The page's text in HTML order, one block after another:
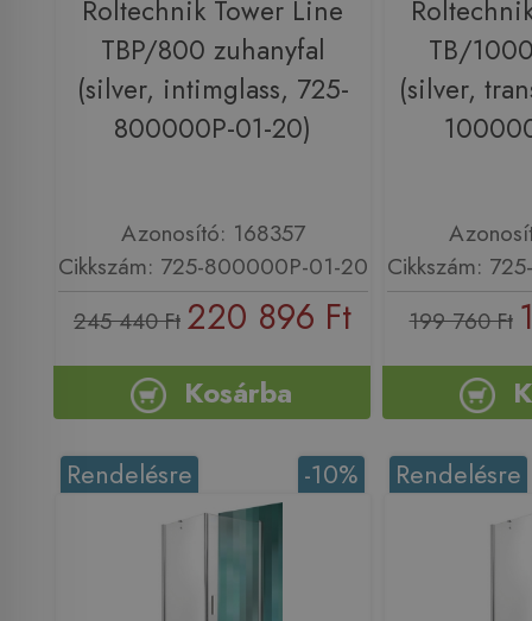
Roltechnik Tower Line
TBP/800 zuhanyfal
(silver, intimglass, 725-
800000P-01-20)
Azonosító: 168357
Cikkszám: 725-800000P-01-20
245 440 Ft 220 896 Ft
Kosárba
TB/
(silver,
Cikkszám:
199 760 Ft
-10%
Rendelésre Rendelésre